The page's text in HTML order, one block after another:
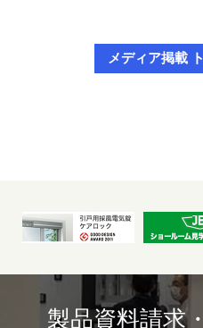
メディア掲載
製品資料請求